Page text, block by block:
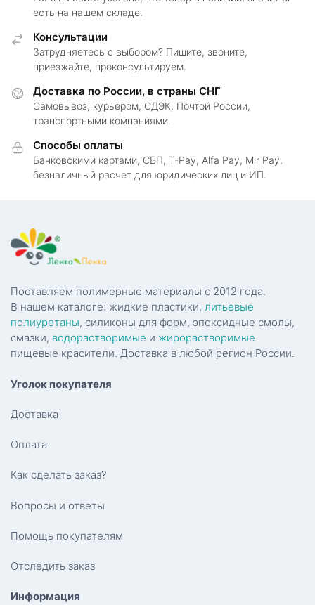
есть на нашем складе.
Консультации
Затрудняетесь с выбором? Пишите, звоните,
приезжайте, проконсультируем.
Доставка по России, в страны СНГ
Самовывоз, курьером, СДЭК, Почтой России,
транспортными компаниями.
Способы оплаты
Банковскими картами, СБП, T-Pay, Alfa Pay, Mir Pay,
безналичный расчет для юридических лиц и ИП.
Поставляем полимерные материалы с 2012 года.
В нашем каталоге: жидкие пластики, литьевые
полиуретаны, силиконы для форм, эпоксидные смолы,
смазки, водорастворимые и жирорастворимые
пищевые красители. Доставка в любой регион России.
Уголок покупателя
Доставка
Оплата
Как сделать заказ?
Вопросы и ответы
Помощь покупателям
Отследить заказ
Информация